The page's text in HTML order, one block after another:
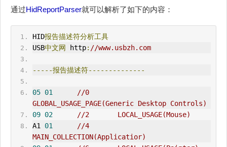
通过HidReportParser就可以解析了如下的内容：
HID报告描述符分析工具
USB中文网 http: //www.usbzh.com
-----报告描述符--------------
05 01
//0
GLOBAL_ USAGE_PAGE
09 02
//2       LOCAL_USAGE(Mouse)
A1 01
//4
MAIN_COLLECTION(Applicatior)